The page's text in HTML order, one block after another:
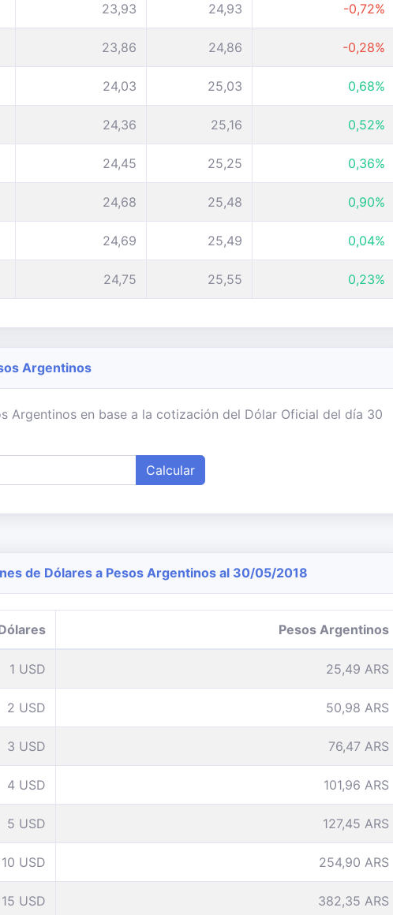
23,93 24,93 -0,72%
23,86 24,86 -0,28%
24,03 25,03 0,68%
24,36 25,16 0,52%
24,45 25,25 0,36%
24,68 25,48 0,90%
24,69 25,49 0,04%
24,75 25,55 0,23%
Argentinos
Argentinos en base a la cotización del Dólar Oficial del día 30
Calcular
de Dólares a Pesos Argentinos al 30/05/2018
Pesos Argentinos
1 USD 25,49 ARS
2 USD 50,98 ARS
3 USD 76,47 ARS
4 USD 101,96 ARS
5 USD 127,45 ARS
10 USD 254,90 ARS
15 USD 382,35 ARS